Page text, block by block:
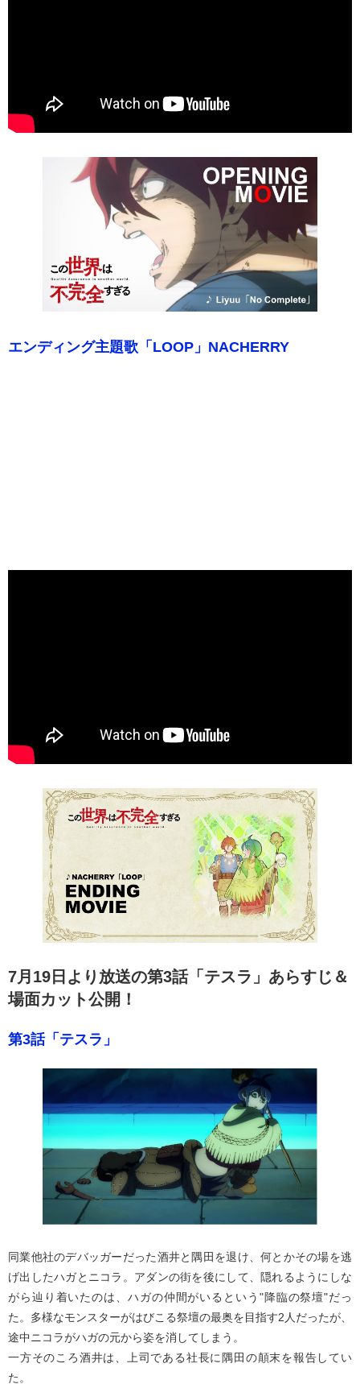
エンディング主題歌「LOOP」NACHERRY
7月19日より放送の第3話「テスラ」あらすじ＆
場面カット公開！
第3話「テスラ」
同業他社のデバッガーだった酒井と隅田を退け、何とかその場を逃
げ出したハガとニコラ。アダンの街を後にして、隠れるようにしな
がら辿り着いたのは、ハガの仲間がいるという"降臨の祭壇"だっ
た。多様なモンスターがはびこる祭壇の最奥を目指す2人だったが、
途中ニコラがハガの元から姿を消してしまう。
一方そのころ酒井は、上司である社長に隅田の顛末を報告してい
た。